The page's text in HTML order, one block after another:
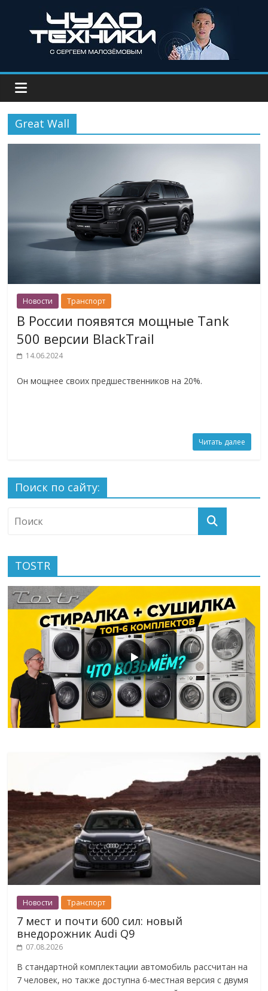
Great Wall
Новости Транспорт
В России появятся мощные Tank
500 версии BlackTrail
14.06.2024
Он мощнее своих предшественников на 20%.
Читать далее
Поиск по сайту:
TOSTR
Новости Транспорт
7 мест и почти 600 сил: новый
внедорожник Audi Q9
07.08.2026
В стандартной комплектации автомобиль рассчитан на
7 человек, но также доступна 6-местная версия с двумя